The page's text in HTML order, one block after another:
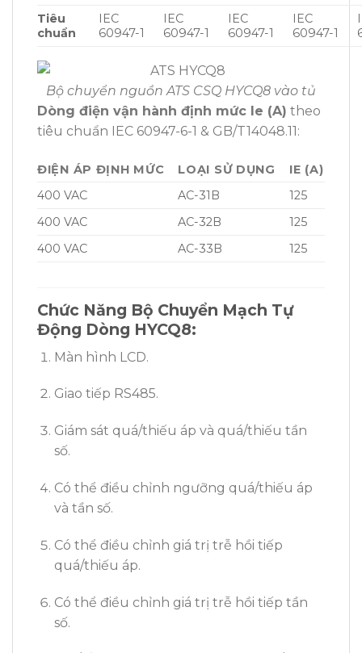
Tiêu
chuẩn
IEC
60947-1
IEC
60947-1
IEC
60947-1
IEC
60947-1
Bộ chuyển nguồn ATS CSQ HYCQ8 vào tủ
Dòng điện vận hành định mức Ie (A) theo
tiêu chuẩn IEC 60947-6-1 & GB/T14048.11:
ĐIỆN ÁP ĐỊNH MỨC LOẠI SỬ DỤNG
IE (A)
400 VAC
AC-31B
125
400 VAC
AC-32B
125
400 VAC
AC-33B 125
Chức Năng Bộ Chuyển Mạch Tự
Động Dòng HYCQ8:
Màn hình LCD.
Giao tiếp RS485.
Giám sát quá/thiếu áp và quá/thiếu tần
số.
Có thể điều chỉnh ngưỡng quá/thiếu áp
và tần số.
Có thể điều chỉnh giá trị trễ hồi tiếp
quá/thiếu áp.
Có thể điều chỉnh giá trị trễ hồi tiếp tần
số.